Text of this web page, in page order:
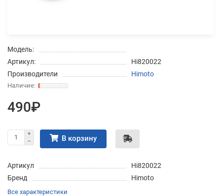
Модель:
Артикул:
Hi820022
Производители
Himoto
490₽
В корзину
Артикул
Hi820022
Бренд
Himoto
Все характеристики
выбранный способом
Оставшиеся
Подробнее